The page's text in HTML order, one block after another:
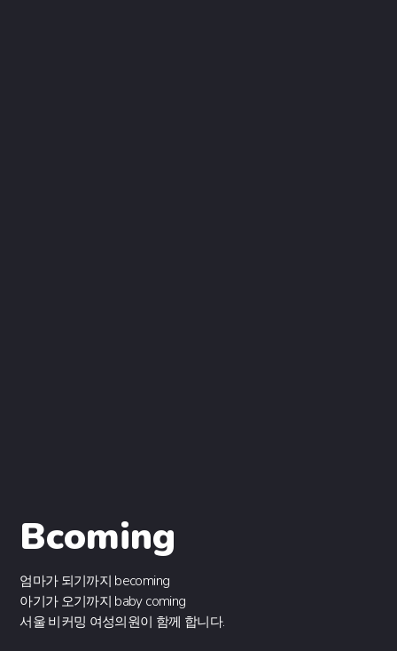
Be
aby
coming
엄마가 되기까지 becoming
아기가 오기까지 baby coming
서울 비커밍 여성의원이 함께 합니다.